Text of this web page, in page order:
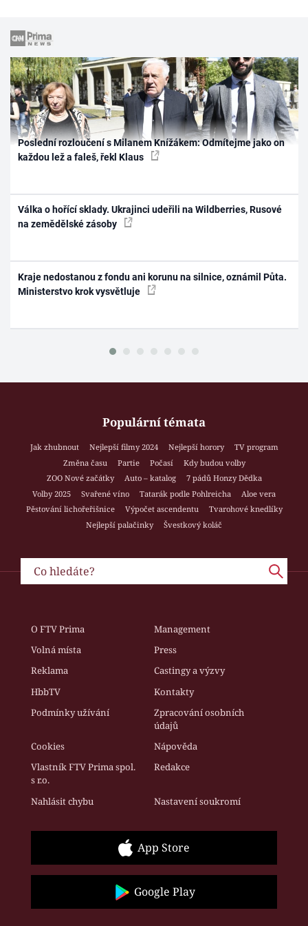
Poslední rozloučení s Milanem Knížákem: Odmítejme jako on
každou lež a faleš, řekl Klaus
Válka o hořící sklady. Ukrajinci udeřili na Wildberries, Rusové
na zemědělské zásoby
Kraje nedostanou z fondu ani korunu na silnice, oznámil Půta.
Ministerstvo krok vysvětluje
Populární témata
Jak zhubnout Nejlepší filmy 2024 Nejlepší horory
TV program
Změna času
Partie Počasí
Kdy budou volby
ZOO Nové začátky
Auto – katalog
7 pádů Honzy Dědka
Volby 2025
Svařené víno Tatarák podle Pohlreicha
Aloe vera
Pěstování lichořeřišnice
Výpočet ascendentu
Tvarohové knedlíky
Nejlepší palačinky
Švestkový koláč
O FTV Prima
Management
Volná místa
Press
Reklama
Castingy a výzvy
HbbTV
Kontakty
Podmínky užívání
Zpracování osobních
údajů
Cookies
Nápověda
Vlastník FTV Prima spol.
s r.o.
Redakce
Nahlásit chybu Nastavení soukromí
App Store
Google Play